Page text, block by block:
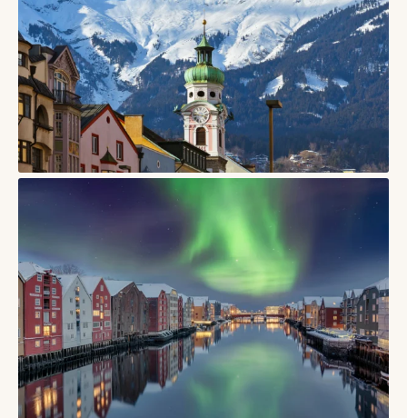
06/08/2026
Інсбрук — місто в Австрії, де старий центр дивиться прямо
03/06/2026